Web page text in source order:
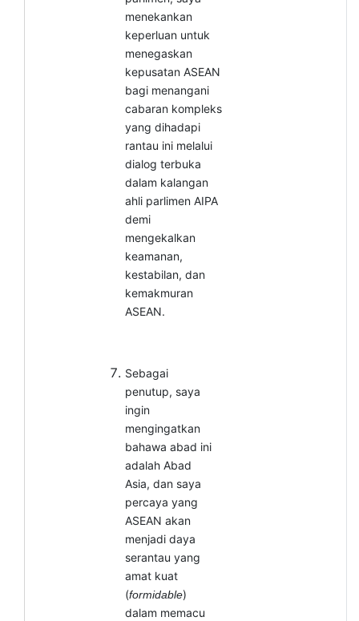
menekankan
keperluan untuk
menegaskan
kepusatan ASEAN
bagi menangani
cabaran kompleks
yang dihadapi
rantau ini melalui
dialog terbuka
dalam kalangan
ahli parlimen AIPA
demi
mengekalkan
keamanan,
kestabilan, dan
kemakmuran
ASEAN.
Sebagai
penutup, saya
ingin
mengingatkan
bahawa abad ini
adalah Abad
Asia, dan saya
percaya yang
ASEAN akan
menjadi daya
serantau yang
amat kuat
(formidable)
dalam memacu